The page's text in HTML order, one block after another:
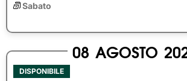
Sabato
08 AGOSTO
DISPONIBILE